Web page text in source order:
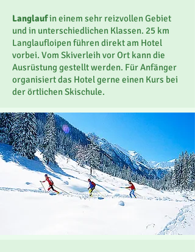
Langlaufin einem sehr reizvollen Gebiet
und in unterschiedlichen Klassen. 25 km
Langlaufloipen führen direkt am Hotel
vorbei. Vom Skiverleih vor Ort kann die
Ausrüstung gestellt werden. Für Anfänger
organisiert das Hotel gerne einen Kurs bei
der örtlichen Skischule.